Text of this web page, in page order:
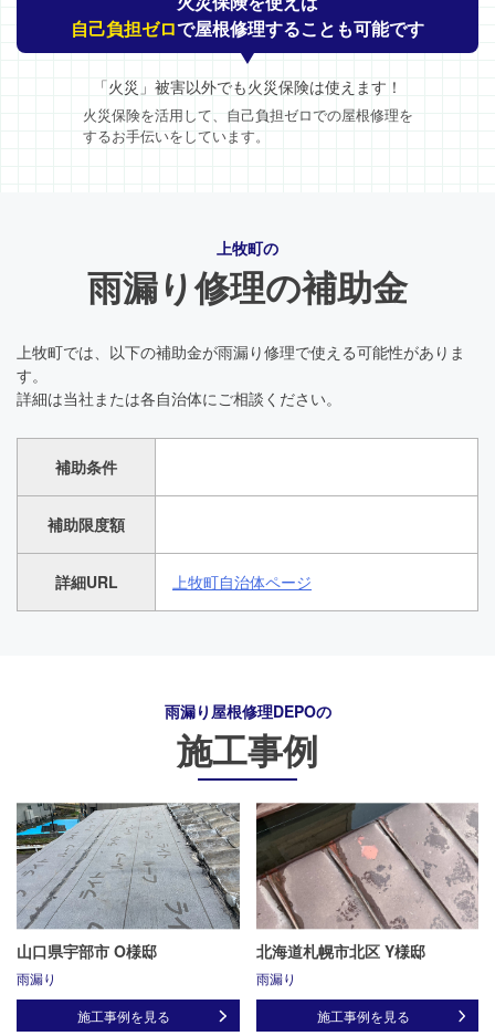
自己負担ゼロで屋根修理することも可能です
「火災」被害以外でも火災保険は使えます！
火災保険を活用して、自己負担ゼロでの屋根修理を
するお手伝いをしています。
上牧町の
雨漏り修理の補助金
上牧町では、以下の補助金が雨漏り修理で使える可能性がありま
す。
詳細は当社または各自治体にご相談ください。
補助条件
補助限度額
詳細URL 上牧町自治体ページ
雨漏り屋根修理DEPOの
施工事例
山口県宇部市 O様邸
雨漏り
施工事例を見る
北海道札幌市北区 Y様邸
雨漏り
施工事例を見る